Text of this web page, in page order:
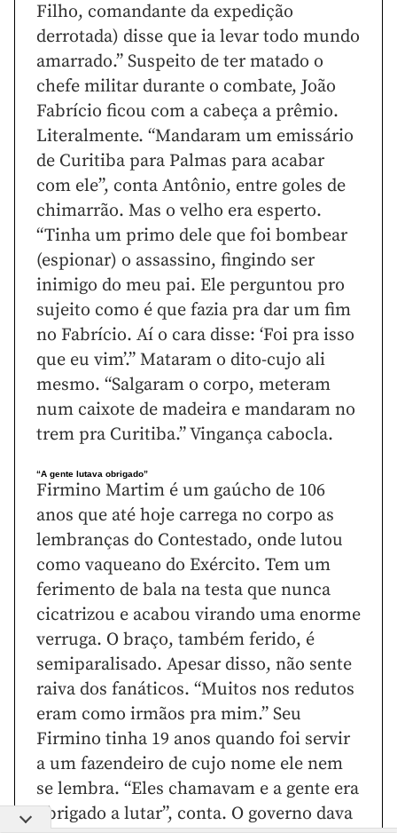
Filho, comandante da expedição
derrotada) disse que ia levar todo mundo
amarrado.” Suspeito de ter matado o
chefe militar durante o combate, João
Fabrício ficou com a cabeça a prêmio.
Literalmente. “Mandaram um emissário
de Curitiba para Palmas para acabar
com ele”, conta Antônio, entre goles de
chimarrão. Mas o velho era esperto.
“Tinha um primo dele que foi bombear
(espionar) o assassino, fingindo ser
inimigo do meu pai. Ele perguntou pro
sujeito como é que fazia pra dar um fim
no Fabrício. Aí o cara disse: ‘Foi pra isso
que eu vim’.” Mataram o dito-cujo ali
mesmo. “Salgaram o corpo, meteram
num caixote de madeira e mandaram no
trem pra Curitiba.” Vingança cabocla.
“A gente lutava obrigado”
Firmino Martim é um gaúcho de 106
anos que até hoje carrega no corpo as
lembranças do Contestado, onde lutou
como vaqueano do Exército. Tem um
ferimento de bala na testa que nunca
cicatrizou e acabou virando uma enorme
verruga. O braço, também ferido, é
semiparalisado. Apesar disso, não sente
raiva dos fanáticos. “Muitos nos redutos
eram como irmãos pra mim.” Seu
Firmino tinha 19 anos quando foi servir
a um fazendeiro de cujo nome ele nem
se lembra. “Eles chamavam e a gente era
obrigado a lutar”, conta. O governo dava